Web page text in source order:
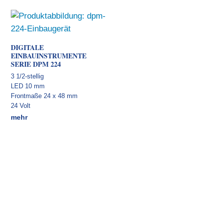
DIGITALE
EINBAUINSTRUMENTE
SERIE DPM 224
3 1/2-stellig
LED 10 mm
Frontmaße 24 x 48 mm
24 Volt
mehr